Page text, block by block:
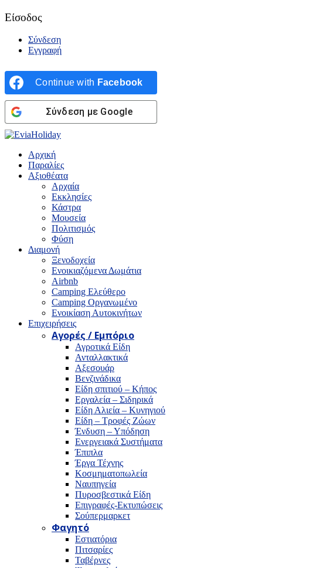
Είσοδος
Σύνδεση
Εγγραφή
Continue with Facebook
Σύνδεση με Google
Αρχική
Παραλίες
Αξιοθέατα
Αρχαία
Εκκλησίες
Κάστρα
Μουσεία
Πολιτισμός
Φύση
Διαμονή
Ξενοδοχεία
Ενοικιαζόμενα Δωμάτια
Airbnb
Camping Ελεύθερο
Camping Οργανωμένο
Ενοικίαση Αυτοκινήτων
Επιχειρήσεις
Αγορές / Εμπόριο
Αγροτικά Είδη
Ανταλλακτικά
Αξεσουάρ
Βενζινάδικα
Είδη σπιτιού – Κήπος
Εργαλεία – Σιδηρικά
Είδη Αλιεία – Κυνηγιού
Είδη – Τροφές Ζώων
Ένδυση – Υπόδηση
Ενεργειακά Συστήματα
Έπιπλα
Έργα Τέχνης
Κοσμηματοπωλεία
Ναυπηγεία
Πυροσβεστικά Είδη
Επιγραφές-Εκτυπώσεις
Σούπερμαρκετ
Φαγητό
Εστιατόρια
Πιτσαρίες
Ταβέρνες